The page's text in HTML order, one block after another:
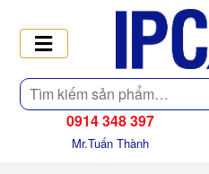
Tìm
kiếm
0914 348 397
Mr.Tuấn Thành